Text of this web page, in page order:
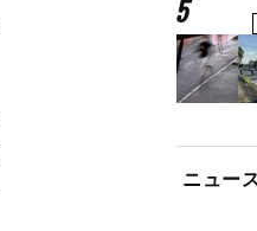
ニュー